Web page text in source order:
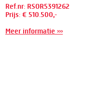
Ref.nr: RSOR5391262
Prijs: € 510.500,-
Meer informatie ›››